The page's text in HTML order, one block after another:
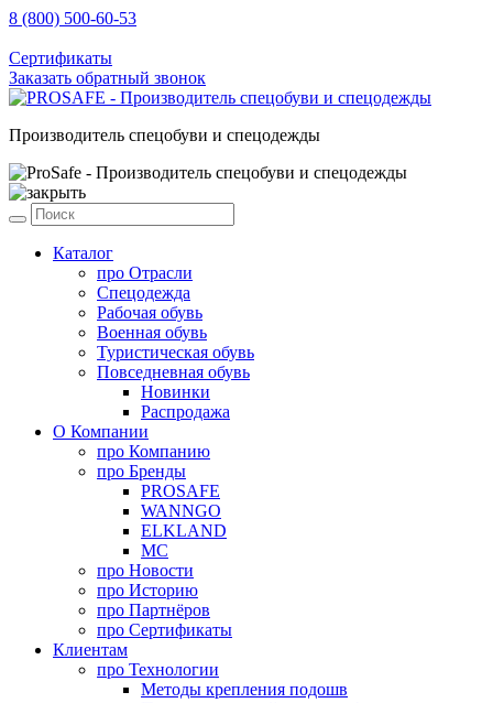
8 (800) 500-60-53
Сертификаты
Заказать обратный звонок
Производитель спецобуви и спецодежды
Каталог
про Отрасли
Спецодежда
Рабочая обувь
Военная обувь
Туристическая обувь
Повседневная обувь
Новинки
Распродажа
О Компании
про Компанию
про Бренды
PROSAFE
WANNGO
ELKLAND
MC
про Новости
про Историю
про Партнёров
про Сертификаты
Клиентам
про Технологии
Методы крепления подошв